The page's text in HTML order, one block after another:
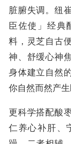
脏腑失调。纽
臣佐使」经典
料，灵芝自古
神、舒缓心神
身体建立自然
你自然而然产生
更科学搭配酸
仁养心补肝、